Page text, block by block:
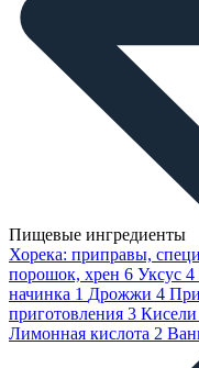
Пищевые ингредиенты
Хорека: приправы,
порошок, хрен 6 Уксус 4
начинка 1 Дрожжи 4
приготовления 3 Кисели
Лимонная кислота 2